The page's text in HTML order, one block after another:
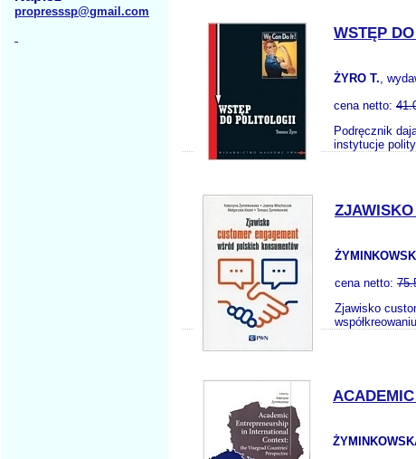
propresssp@gmail.com
WSTĘP
ŻYRO T.,
cena netto:
Podręcznik
instytucje
cena netto:
Zjawisko